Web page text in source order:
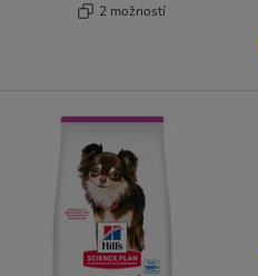
2 možností